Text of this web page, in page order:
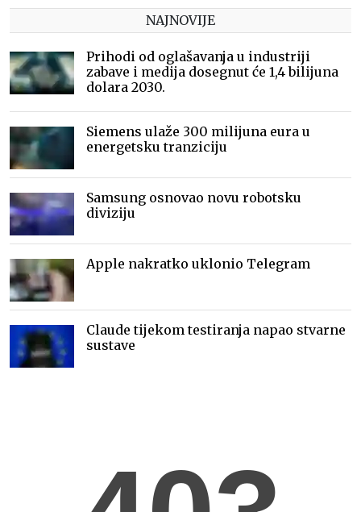
NAJNOVIJE
Prihodi od oglašavanja u industriji
zabave i medija dosegnut će 1,4 bilijuna
dolara 2030.
Siemens ulaže 300 milijuna eura u
energetsku tranziciju
Samsung osnovao novu robotsku
diviziju
Apple nakratko uklonio Telegram
Claude tijekom testiranja napao stvarne
sustave